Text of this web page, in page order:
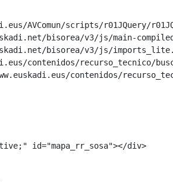
AVComun/scripts/r01JQuery/
bisorea/v3/js/main-
bisorea/v3/js/
contenidos/recurso_tecnico/
contenidos/
id="mapa_rr_sosa"></div>